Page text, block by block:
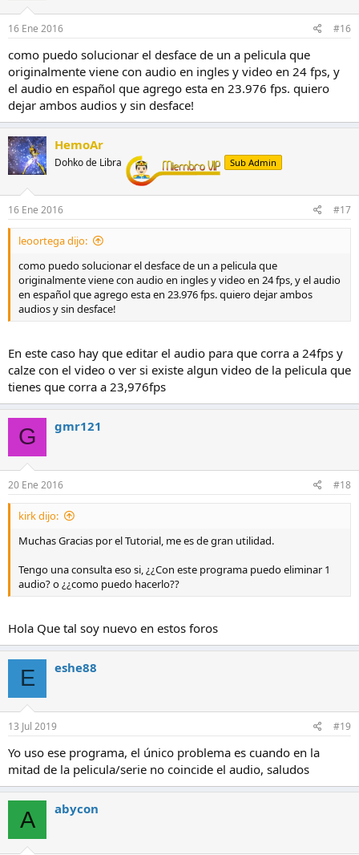
16 Ene 2016 #16
como puedo solucionar el desface de un a pelicula que
originalmente viene con audio en ingles y video en 24 fps, y
el audio en español que agrego esta en 23.976 fps. quiero
dejar ambos audios y sin desface!
HemoAr
Dohko de Libra Sub Admin
16 Ene 2016 #17
leoortega dijo:
como puedo solucionar el desface de un a pelicula que
originalmente viene con audio en ingles y video en 24 fps, y el audio
en español que agrego esta en 23.976 fps. quiero dejar ambos
audios y sin desface!
En este caso hay que editar el audio para que corra a 24fps y
calze con el video o ver si existe algun video de la pelicula que
tienes que corra a 23,976fps
G gmr121
20 Ene 2016 #18
kirk dijo:
Muchas Gracias por el Tutorial, me es de gran utilidad.
Tengo una consulta eso si, ¿¿Con este programa puedo eliminar 1
audio? o ¿¿como puedo hacerlo??
Hola Que tal soy nuevo en estos foros
E eshe88
13 Jul 2019 #19
Yo uso ese programa, el único problema es cuando en la
mitad de la pelicula/serie no coincide el audio, saludos
A abycon